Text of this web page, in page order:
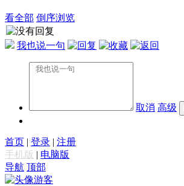
看全部 倒序浏览
我也说一句
取消 高级
首页 | 登录 | 注册
手机版 | 电脑版
导航 顶部
游客